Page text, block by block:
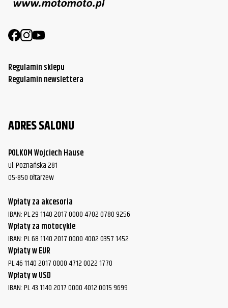
Regulamin sklepu
Regulamin newslettera
ADRES SALONU
POLKOM Wojciech Hause
ul. Poznańska 281
05-850 Ołtarzew
Wpłaty za akcesoria
IBAN: PL 29 1140 2017 0000 4702 0780 9256
Wpłaty za motocykle
IBAN: PL 68 1140 2017 0000 4002 0357 1452
Wpłaty w EUR
PL 46 1140 2017 0000 4712 0022 1770
Wpłaty w USD
IBAN: PL 43 1140 2017 0000 4012 0015 9699